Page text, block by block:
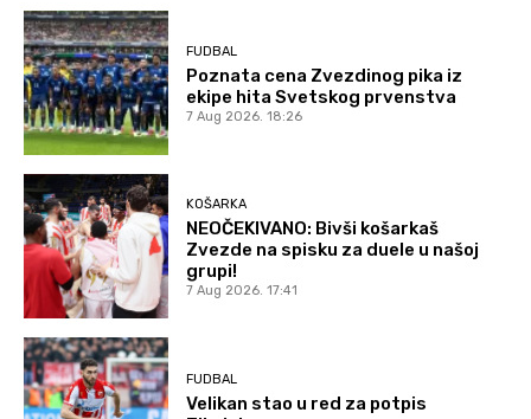
FUDBAL
Poznata cena Zvezdinog pika iz
ekipe hita Svetskog prvenstva
7 Aug 2026. 18:26
KOŠARKA
NEOČEKIVANO: Bivši košarkaš
Zvezde na spisku za duele u našoj
grupi!
7 Aug 2026. 17:41
FUDBAL
Velikan stao u red za potpis